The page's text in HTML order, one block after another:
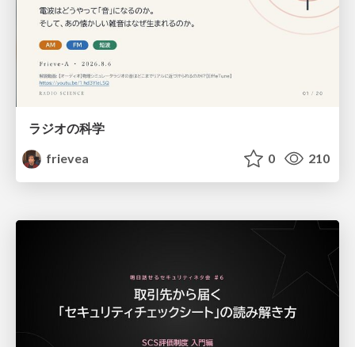
ラジオの科学
frievea
0 210